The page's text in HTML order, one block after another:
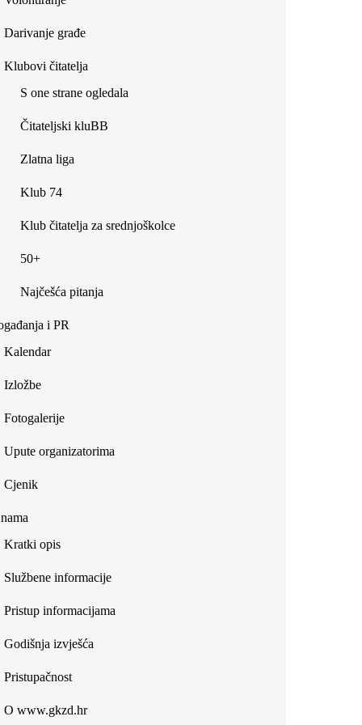
Darivanje građe
Klubovi čitatelja
S one strane ogledala
Čitateljski kluBB
Zlatna liga
Klub 74
Klub čitatelja za srednjoškolce
50+
Najčešća pitanja
i PR
Kalendar
Izložbe
Fotogalerije
Upute organizatorima
Cjenik
Kratki opis
Službene informacije
Pristup informacijama
Godišnja izvješća
Pristupačnost
O www.gkzd.hr